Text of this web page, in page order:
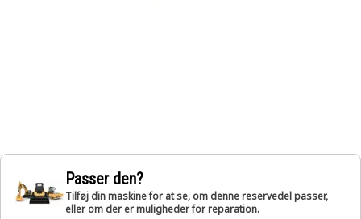
Passer den?
Tilføj din maskine for at se, om denne reservedel passer,
eller om der er muligheder for reparation.